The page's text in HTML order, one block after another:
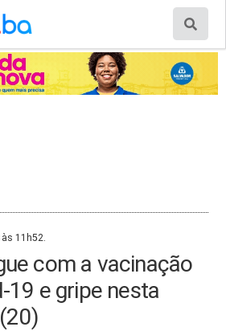
11h52.
com a vacinação
19 e gripe nesta